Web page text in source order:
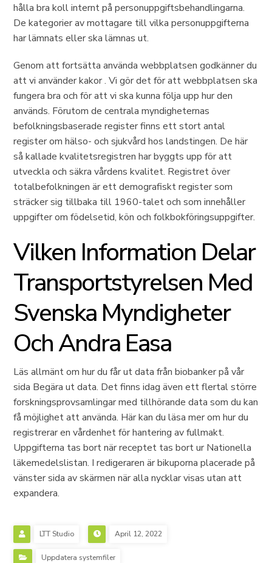
hålla bra koll internt på personuppgiftsbehandlingarna.
De kategorier av mottagare till vilka personuppgifterna
har lämnats eller ska lämnas ut.
Genom att fortsätta använda webbplatsen godkänner du
att vi använder kakor . Vi gör det för att webbplatsen ska
fungera bra och för att vi ska kunna följa upp hur den
används. Förutom de centrala myndigheternas
befolkningsbaserade register finns ett stort antal
register om hälso- och sjukvård hos landstingen. De här
så kallade kvalitetsregistren har byggts upp för att
utveckla och säkra vårdens kvalitet. Registret över
totalbefolkningen är ett demografiskt register som
sträcker sig tillbaka till 1960-talet och som innehåller
uppgifter om födelsetid, kön och folkbokföringsuppgifter.
Vilken Information Delar
Transportstyrelsen Med
Svenska Myndigheter
Och Andra Easa
Läs allmänt om hur du får ut data från biobanker på vår
sida Begära ut data. Det finns idag även ett flertal större
forskningsprovsamlingar med tillhörande data som du kan
få möjlighet att använda. Här kan du läsa mer om hur du
registrerar en vårdenhet för hantering av fullmakt.
Uppgifterna tas bort när receptet tas bort ur Nationella
läkemedelslistan. I redigeraren är bikuporna placerade på
vänster sida av skärmen när alla nycklar visas utan att
expandera.
LTT Studio April 12, 2022
Uppdatera systemfiler